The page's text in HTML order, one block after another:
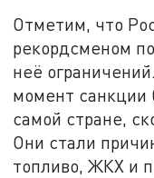
Отметим, что
рекордсменом
неё
момент санкции
самой стране,
Они стали
топливо, ЖКХ и